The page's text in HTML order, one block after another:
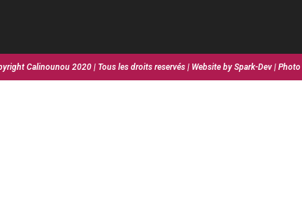
Calinounou 2020 | Tous les droits reservés | Website by Spark-Dev | Photo